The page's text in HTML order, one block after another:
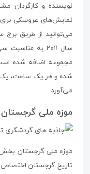
نویسنده و کارگردان
نمایش‌های عروسکی برای
می‌توانید از طریق
سال ۲۰۱۱ به
مجموعه اضافه شده
شده و هر یک ساعت، یک
می‌آورد.
موزه‌ ملی گرجستان
موزه‌ ملی گرجستان
تاریخ گرجستان